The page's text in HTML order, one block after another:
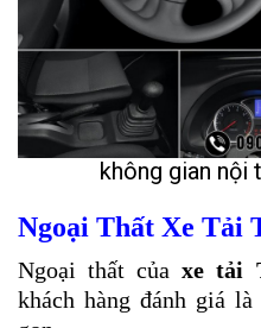
không gian nội
Ngoại Thất Xe Tải
Ngoại thất củaxe tải
khách hàng đánh giá